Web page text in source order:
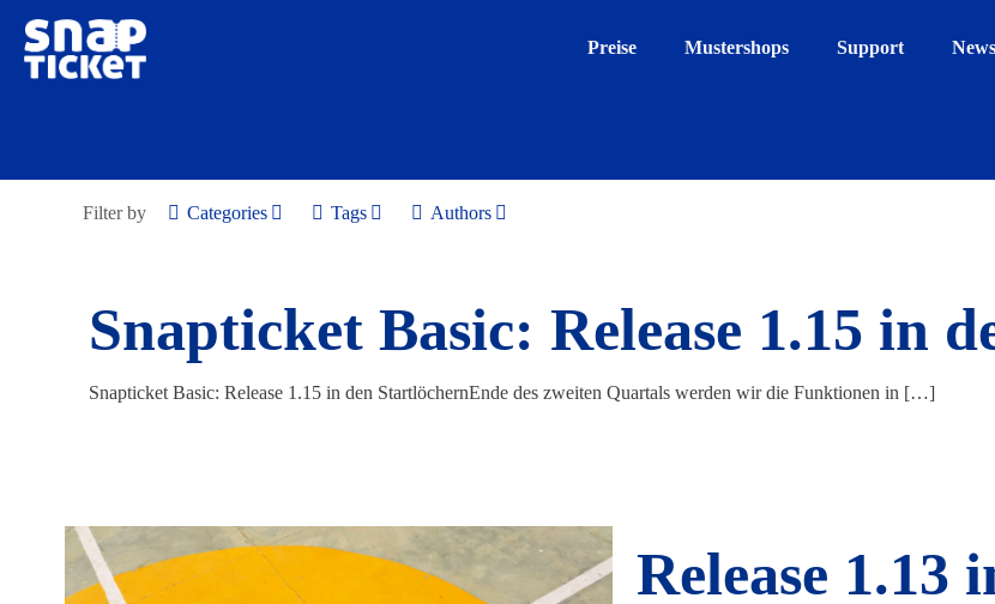
Preise Mustershops Support News
Filter by Categories Tags Authors
Snapticket Basic: Release 1.15 in
Snapticket Basic: Release 1.15 in den StartlöchernEnde des zweiten Quartals werden wir die Funktionen in […]
Release 1.13